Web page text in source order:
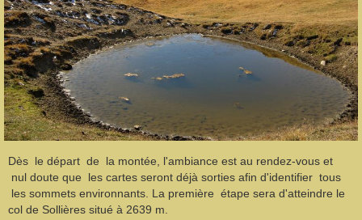
Dès le départ de la montée, l'ambiance est au rendez-vous et
nul doute que les cartes seront déjà sorties afin d'identifier tous
les sommets environnants. La première étape sera d'atteindre le
col de Sollières situé à 2639 m.